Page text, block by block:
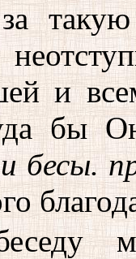
за
и
бы
бесы.